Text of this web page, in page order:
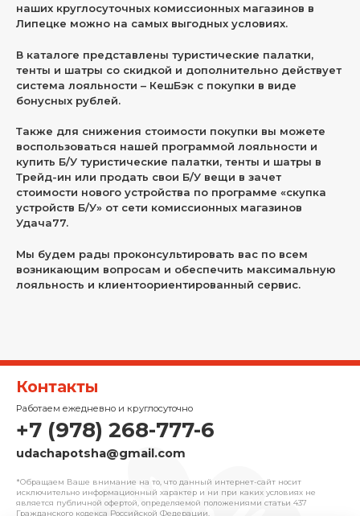
наших круглосуточных комиссионных магазинов в
Липецке можно на самых выгодных условиях.
В каталоге представлены туристические палатки,
тенты и шатры со скидкой и дополнительно действует
система лояльности – КешБэк с покупки в виде
бонусных рублей.
Также для снижения стоимости покупки вы можете
воспользоваться нашей программой лояльности и
купить Б/У туристические палатки, тенты и шатры в
Трейд-ин или продать свои Б/У вещи в зачет
стоимости нового устройства по программе «скупка
устройств Б/У» от сети комиссионных магазинов
Удача77.
Мы будем рады проконсультировать вас по всем
возникающим вопросам и обеспечить максимальную
лояльность и клиентоориентированный сервис.
Контакты
Работаем ежедневно и круглосуточно
+7 (978) 268-777-6
udachapotsha@gmail.com
*Обращаем Ваше внимание на то, что данный интернет-сайт носит
исключительно информационный характер и ни при каких условиях не
является публичной офертой, определяемой положениями cтатьи 437
Гражданского кодекса Российской Федерации.